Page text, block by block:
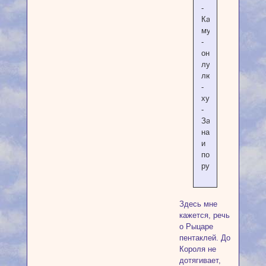
-
Как
муж
-
он
лучше,
любовник
-
хуже.
-
Зато
надежный
и
под
рукой.
Здесь мне
кажется, речь
о Рыцаре
пентаклей. До
Короля не
дотягивает,